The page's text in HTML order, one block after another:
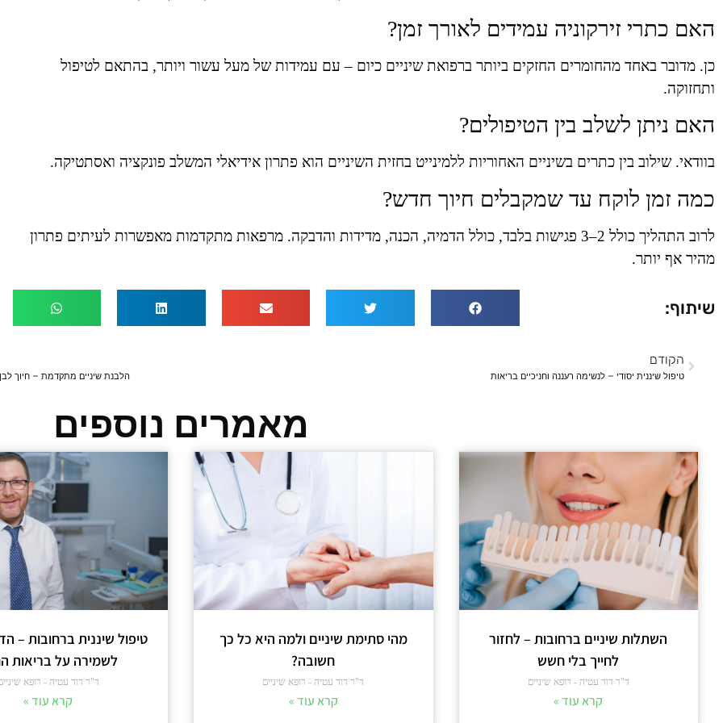
האם כתרי זירקוניה עמידים לאורך זמן?
כן. מדובר באחד מהחומרים החזקים ביותר ברפואת שיניים כיום – עם עמידות של מעל עשור ויותר, בהתאם לטיפול
ותחזוקה.
האם ניתן לשלב בין הטיפולים?
בוודאי. שילוב בין כתרים בשיניים האחוריות ללמינייט בחזית השיניים הוא פתרון אידיאלי המשלב פונקציה ואסתטיקה.
כמה זמן לוקח עד שמקבלים חיוך חדש?
לרוב התהליך כולל 2–3 פגישות בלבד, כולל הדמיה, הכנה, מדידות והדבקה. מרפאות מתקדמות מאפשרות לעיתים פתרון
מהיר אף יותר.
שיתוף:
הקודם
טיפול שיננית יסודי – לנשימה רעננה וחניכיים בריאות הלבנת שיניים מתקדמת – חיוך
מאמרים נוספים
השתלות שיניים ברחובות – לחזור
לחייך בלי חשש
ד"ר דוד עטיה - רופא שיניים
קרא עוד »
מהי סתימת שיניים ולמה היא כל כך
חשובה?
ד"ר דוד עטיה - רופא שיניים
קרא עוד »
טיפול שיננית ברחובות –
לשמירה על בריאות
ד"ר דוד עטיה - רופא
קרא עוד »